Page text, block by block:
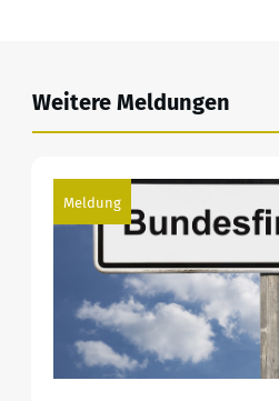
Weitere Meldungen
Meldung